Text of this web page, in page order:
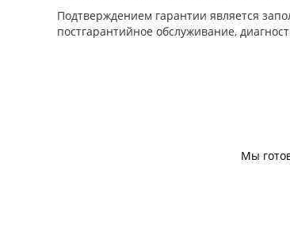
Подтверждением гарантии является
постгарантийное обслуживание,
Мы